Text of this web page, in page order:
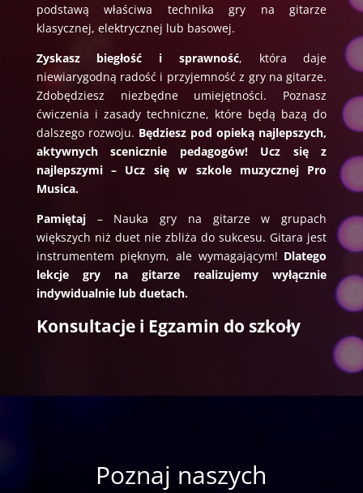
podstawą właściwa technika gry na gitarze
klasycznej, elektrycznej lub basowej.
Zyskasz biegłość i sprawność, która daje
niewiarygodną radość i przyjemność z gry na gitarze.
Zdobędziesz niezbędne umiejętności. Poznasz
ćwiczenia i zasady techniczne, które będą bazą do
dalszego rozwoju. Będziesz pod opieką najlepszych,
aktywnych scenicznie pedagogów! Ucz się z
najlepszymi – Ucz się w szkole muzycznej Pro
Musica.
Pamiętaj – Nauka gry na gitarze w grupach
większych niż duet nie zbliża do sukcesu. Gitara jest
instrumentem pięknym, ale wymagającym! Dlatego
lekcje gry na gitarze realizujemy wyłącznie
indywidualnie lub duetach.
Konsultacje i Egzamin do szkoły
Poznaj naszych